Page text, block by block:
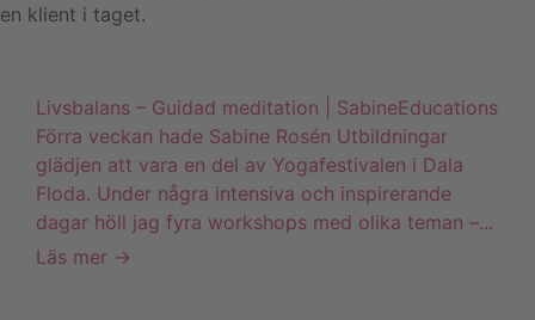
en klient i taget.
Livsbalans – Guidad meditation | SabineEducations
Förra veckan hade Sabine Rosén Utbildningar
glädjen att vara en del av Yogafestivalen i Dala
Floda. Under några intensiva och inspirerande
dagar höll jag fyra workshops med olika teman –...
Läs mer →